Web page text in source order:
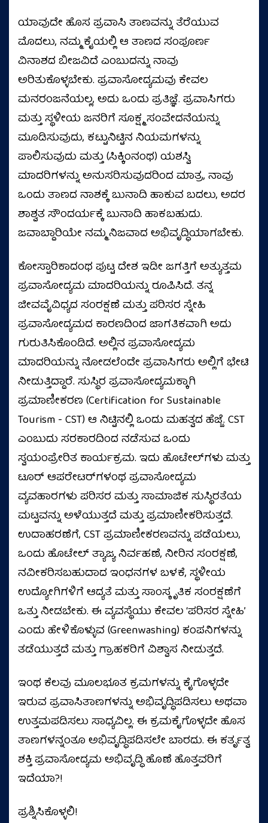
ಯಾವುದೇ ಹೊಸ ಪ್ರವಾಸಿ ತಾಣವನ್ನು ತೆರೆಯುವ
ಮೊದಲು, ನಮ್ಮ ಕೈಯಲ್ಲಿ ಆ ತಾಣದ ಸಂಪೂರ್ಣ
ವಿನಾಶದ ಬೀಜವಿದೆ ಎಂಬುದನ್ನು ನಾವು
ಅರಿತುಕೊಳ್ಳಬೇಕು. ಪ್ರವಾಸೋದ್ಯಮವು ಕೇವಲ
ಮನರಂಜನೆಯಲ್ಲ, ಅದು ಒಂದು ಪ್ರತಿಜ್ಞೆ. ಪ್ರವಾಸಿಗರು
ಮತ್ತು ಸ್ಥಳೀಯ ಜನರಿಗೆ ಸೂಕ್ಷ್ಮ ಸಂವೇದನೆಯನ್ನು
ಮೂಡಿಸುವುದು, ಕಟ್ಟುನಿಟ್ಟಿನ ನಿಯಮಗಳನ್ನು
ಪಾಲಿಸುವುದು ಮತ್ತು (ಸಿಕ್ಕಿಂನಂಥ) ಯಶಸ್ವಿ
ಮಾದರಿಗಳನ್ನು ಅನುಸರಿಸುವುದರಿಂದ ಮಾತ್ರ, ನಾವು
ಒಂದು ತಾಣದ ನಾಶಕ್ಕೆ ಬುನಾದಿ ಹಾಕುವ ಬದಲು, ಅದರ
ಶಾಶ್ವತ ಸೌಂದರ್ಯಕ್ಕೆ ಬುನಾದಿ ಹಾಕಬಹುದು.
ಜವಾಬ್ದಾರಿಯೇ ನಮ್ಮ ನಿಜವಾದ ಅಭಿವೃದ್ಧಿಯಾಗಬೇಕು.
ಕೋಸ್ಟಾರಿಕಾದಂಥ ಪುಟ್ಟ ದೇಶ ಇಡೀ ಜಗತ್ತಿಗೆ ಅತ್ಯುತ್ತಮ
ಪ್ರವಾಸೋದ್ಯಮ ಮಾದರಿಯನ್ನು ರೂಪಿಸಿದೆ. ತನ್ನ
ಜೀವವೈವಿಧ್ಯದ ಸಂರಕ್ಷಣೆ ಮತ್ತು ಪರಿಸರ ಸ್ನೇಹಿ
ಪ್ರವಾಸೋದ್ಯಮದ ಕಾರಣದಿಂದ ಜಾಗತಿಕವಾಗಿ ಅದು
ಗುರುತಿಸಿಕೊಂಡಿದೆ. ಅಲ್ಲಿನ ಪ್ರವಾಸೋದ್ಯಮ
ಮಾದರಿಯನ್ನು ನೋಡಲೆಂದೇ ಪ್ರವಾಸಿಗರು ಅಲ್ಲಿಗೆ ಭೇಟಿ
ನೀಡುತ್ತಿದ್ದಾರೆ. ಸುಸ್ಥಿರ ಪ್ರವಾಸೋದ್ಯಮಕ್ಕಾಗಿ
ಪ್ರಮಾಣೀಕರಣ (Certification for Sustainable
Tourism - CST) ಆ ನಿಟ್ಟಿನಲ್ಲಿ ಒಂದು ಮಹತ್ವದ ಹೆಜ್ಜೆ. CST
ಎಂಬುದು ಸರಕಾರದಿಂದ ನಡೆಸುವ ಒಂದು
ಸ್ವಯಂಪ್ರೇರಿತ ಕಾರ್ಯಕ್ರಮ. ಇದು ಹೊಟೇಲ್‌ಗಳು ಮತ್ತು
ಟೂರ್ ಆಪರೇಟರ್‌ಗಳಂಥ ಪ್ರವಾಸೋದ್ಯಮ
ವ್ಯವಹಾರಗಳು ಪರಿಸರ ಮತ್ತು ಸಾಮಾಜಿಕ ಸುಸ್ಥಿರತೆಯ
ಮಟ್ಟವನ್ನು ಅಳೆಯುತ್ತದೆ ಮತ್ತು ಪ್ರಮಾಣೀಕರಿಸುತ್ತದೆ.
ಉದಾಹರಣೆಗೆ, CST ಪ್ರಮಾಣೀಕರಣವನ್ನು ಪಡೆಯಲು,
ಒಂದು ಹೊಟೇಲ್ ತ್ಯಾಜ್ಯ ನಿರ್ವಹಣೆ, ನೀರಿನ ಸಂರಕ್ಷಣೆ,
ನವೀಕರಿಸಬಹುದಾದ ಇಂಧನಗಳ ಬಳಕೆ, ಸ್ಥಳೀಯ
ಉದ್ಯೋಗಿಗಳಿಗೆ ಆದ್ಯತೆ ಮತ್ತು ಸಾಂಸ್ಕೃತಿಕ ಸಂರಕ್ಷಣೆಗೆ
ಒತ್ತು ನೀಡಬೇಕು. ಈ ವ್ಯವಸ್ಥೆಯು ಕೇವಲ ‘ಪರಿಸರ ಸ್ನೇಹಿ’
ಎಂದು ಹೇಳಿಕೊಳ್ಳುವ (Greenwashing) ಕಂಪನಿಗಳನ್ನು
ತಡೆಯುತ್ತದೆ ಮತ್ತು ಗ್ರಾಹಕರಿಗೆ ವಿಶ್ವಾಸ ನೀಡುತ್ತದೆ.
ಇಂಥ ಕೆಲವು ಮೂಲಭೂತ ಕ್ರಮಗಳನ್ನು ಕೈಗೊಳ್ಳದೇ
ಇರುವ ಪ್ರವಾಸಿತಾಣಗಳನ್ನು ಅಭಿವೃದ್ಧಿಪಡಿಸಲು ಅಥವಾ
ಉತ್ತಮಪಡಿಸಲು ಸಾಧ್ಯವಿಲ್ಲ. ಈ ಕ್ರಮಕೈಗೊಳ್ಳದೇ ಹೊಸ
ತಾಣಗಳನ್ನಂತೂ ಅಭಿವೃದ್ಧಿಪಡಿಸಲೇ ಬಾರದು. ಈ ಕರ್ತೃತ್ವ
ಶಕ್ತಿ ಪ್ರವಾಸೋದ್ಯಮ ಅಭಿವೃದ್ಧಿ ಹೊಣೆ ಹೊತ್ತವರಿಗೆ
ಇದೆಯಾ?!
ಪ್ರಶ್ನಿಸಿಕೊಳ್ಳಲಿ!